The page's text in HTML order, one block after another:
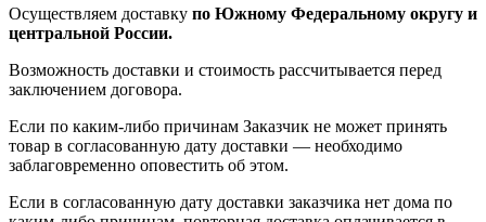
Осуществляем доставку по Южному Федеральному округу и
центральной России.
Возможность доставки и стоимость рассчитывается перед
заключением договора.
Если по каким-либо причинам Заказчик не может принять
товар в согласованную дату доставки — необходимо
заблаговременно оповестить об этом.
Если в согласованную дату доставки заказчика нет дома по